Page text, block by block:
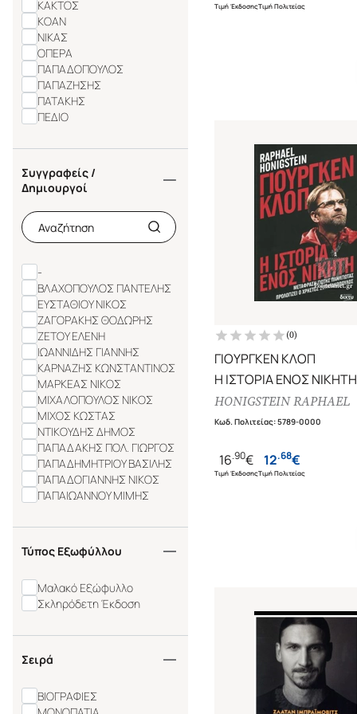
ΚΑΚΤΟΣ
ΚΟΑΝ
ΝΙΚΑΣ
ΟΠΕΡΑ
ΠΑΠΑΔΟΠΟΥΛΟΣ
ΠΑΠΑΖΗΣΗΣ
ΠΑΤΑΚΗΣ
ΠΕΔΙΟ
ΤΟΠΟΣ (ΜΟΤΙΒΟ
ΨΥΧΟΓΙΟΣ
BELLE EPOQUE
BLOOMSBURY
Συγγραφείς /
Δημιουργοί
-
ΒΛΑΧΟΠΟΥΛΟΣ ΠΑΝΤΕΛΗΣ
ΕΥΣΤΑΘΙΟΥ ΝΙΚΟΣ
ΖΑΓΟΡΑΚΗΣ ΘΟΔΩΡΗΣ
ΖΕΤΟΥ ΕΛΕΝΗ
ΙΩΑΝΝΙΔΗΣ ΓΙΑΝΝΗΣ
ΚΑΡΝΑΖΗΣ ΚΩΝΣΤΑΝΤΙΝΟΣ
ΜΑΡΚΕΑΣ ΝΙΚΟΣ
ΜΙΧΑΛΟΠΟΥΛΟΣ ΝΙΚΟΣ
ΜΙΧΟΣ ΚΩΣΤΑΣ
ΝΤΙΚΟΥΔΗΣ ΔΗΜΟΣ
ΠΑΠΑΔΑΚΗΣ ΠΟΛ. ΓΙΩΡΓΟΣ
ΠΑΠΑΔΗΜΗΤΡΙΟΥ ΒΑΣΙΛΗΣ
ΠΑΠΑΔΟΓΙΑΝΝΗΣ ΝΙΚΟΣ
ΠΑΠΑΙΩΑΝΝΟΥ ΜΙΜΗΣ
ΣΑΡΙΔΑΚΗΣ ΜΑΝΩΛΗΣ
ΣΑΡΡΗΣ ΘΑΝΟΣ
ΣΚΙΑΘΑΣ Δ. ΚΥΡΙΑΚΟΣ
ΧΑΤΖΗΧΡΙΣΤΟΔΟΥΛΟΥ
ΠΕΤΡΟΣ
BENEDICT JEFF
BOLI CLAUDE
BORINSKY DIEGO
FADER MIRIN
Τύπος Εξωφύλλου
Μαλακό Εξώφυλλο
Σκληρόδετη Έκδοση
Σειρά
ΒΙΟΓΡΑΦΙΕΣ
Τιμή ΈκδοσηςΤιμή Πολιτείας
(0)
ΓΙΟΥΡΓΚΕΝ ΚΛΟΠ
Η ΙΣΤΟΡΙΑ ΕΝΟΣ ΝΙΚΗΤΗ
HONIGSTEIN RAPHAEL
Κωδ. Πολιτείας:5789-0000
16.90€
Τιμή Έκδοσης
12.68€
Τιμή Πολιτείας